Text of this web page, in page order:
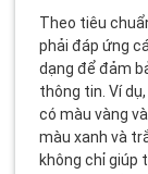
Theo tiêu
phải đáp ứng
dạng để đảm
thông tin. Ví
có màu vàng
màu xanh và
không chỉ giúp